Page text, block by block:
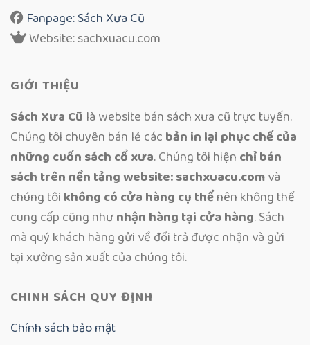
Fanpage: Sách Xưa Cũ
Website: sachxuacu.com
GIỚI THIỆU
Sách Xưa Cũ là website bán sách xưa cũ trực tuyến.
Chúng tôi chuyên bán lẻ các bản in lại phục chế của
những cuốn sách cổ xưa. Chúng tôi hiện chỉ bán
sách trên nền tảng website: sachxuacu.comvà
chúng tôi không có cửa hàng cụ thểnên không thể
cung cấp cũng nhưnhận hàng tại cửa hàng. Sách
mà quý khách hàng gửi về đổi trả được nhận và gửi
tại xưởng sản xuất của chúng tôi.
CHINH SÁCH QUY ĐỊNH
Chính sách bảo mật